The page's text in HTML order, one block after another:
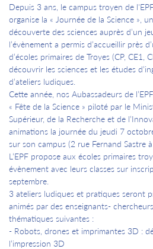
Depuis 3 ans, le campus troyen de
organise la « Journée de la Science »,
découverte des sciences auprès d’un
l’évènement a permis d’accueillir près
d’écoles primaires de Troyes (CP,
découvrir les sciences et les études
d’ateliers ludiques.
Cette année, nos Aubassadeurs de
« Fête de la Science » piloté par le
Supérieur, de la Recherche et de
animations la journée du jeudi 7
sur son campus (2 rue Fernand Sastre
L’EPF propose aux écoles primaires
évènement avec leurs classes sur
septembre.
3 ateliers ludiques et pratiques seront
animés par des enseignants-
thématiques suivantes :
- Robots, drones et imprimantes 3D :
l’impression 3D